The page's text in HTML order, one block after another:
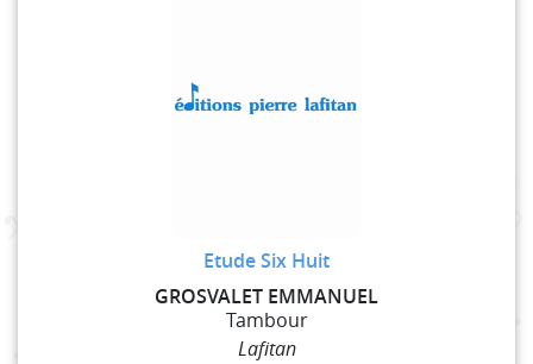
Etude Six Huit
GROSVALET EMMANUEL
Tambour
Lafitan